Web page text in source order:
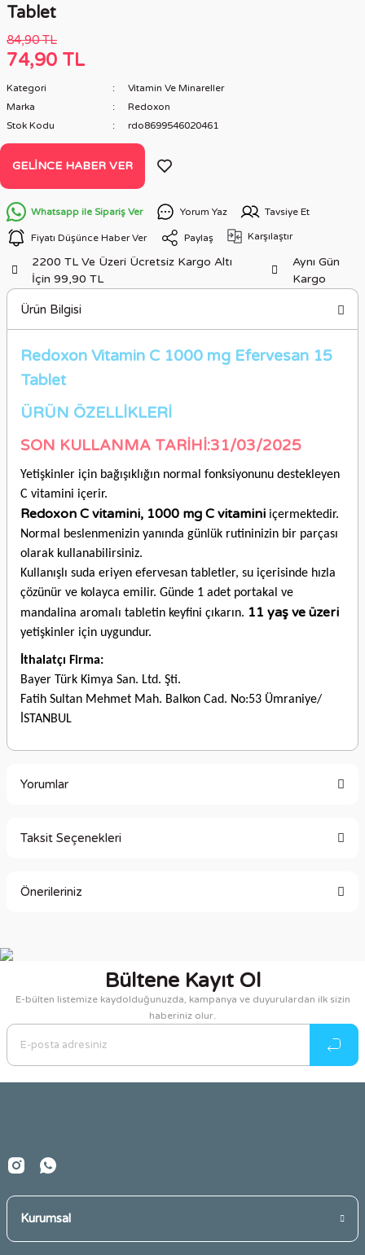
Tablet
84,90 TL
74,90 TL
Kategori
Vitamin Ve Minareller
Marka
Redoxon
Stok Kodu
rdo8699546020461
GELINCE HABER VER
Whatsapp ile Sipariş Ver Yorum Yaz Tavsiye Et
Fiyatı Düşünce Haber Ver Paylaş Karşılaştır
2200 TL Ve Üzeri Ücretsiz Kargo Altı
İçin 99,90 TL
Aynı Gün
Kargo
Ürün Bilgisi
Redoxon Vitamin C 1000 mg Efervesan 15
Tablet
ÜRÜN ÖZELLİKLERİ
SON KULLANMA TARİHİ:31/03/2025
Yetişkinler için bağışıklığın normal fonksiyonunu destekleyen
C vitamini içerir.
Redoxon C vitamini, 1000 mg C vitamini içermektedir.
Normal beslenmenizin yanında günlük rutininizin bir parçası
olarak kullanabilirsiniz.
Kullanışlı suda eriyen efervesan tabletler, su içerisinde hızla
çözünür ve kolayca emilir. Günde 1 adet portakal ve
mandalina aromalı tabletin keyfini çıkarın. 11 yaş ve üzeri
yetişkinler için uygundur.
İthalatçı Firma:
Bayer Türk Kimya San. Ltd. Şti.
Fatih Sultan Mehmet Mah. Balkon Cad. No:53 Ümraniye/
İSTANBUL
Yorumlar
Taksit Seçenekleri
Önerileriniz
Görüş ve önerileriniz için teşekkür ederiz.
Ürün resmi kalitesiz, bozuk veya görüntülenemiyor.
Ürün açıklamasında eksik bilgiler bulunuyor.
Ürün bilgilerinde hatalar bulunuyor.
Bültene Kayıt Ol
E-bülten listemize kaydolduğunuzda, kampanya ve duyurulardan ilk sizin
haberiniz olur.
Kurumsal